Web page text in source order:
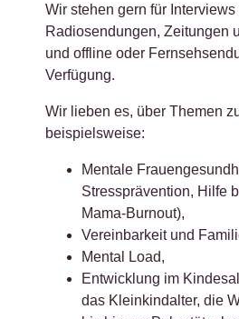
Wir stehen gern für
Radiosendungen, Zeitungen
und offline oder
Verfügung.
Wir lieben es, über Themen
beispielsweise:
Mentale
Stressprävention, Hilfe
Mama-Burnout),
Vereinbarkeit und
Mental Load,
Entwicklung im
das Kleinkindalter, die